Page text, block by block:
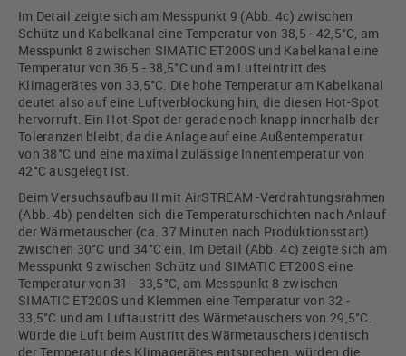
Im Detail zeigte sich am Messpunkt 9 (Abb. 4c) zwischen
Schütz und Kabelkanal eine Temperatur von 38,5 - 42,5°C, am
Messpunkt 8 zwischen SIMATIC ET200S und Kabelkanal eine
Temperatur von 36,5 - 38,5°C und am Lufteintritt des
Klimagerätes von 33,5°C. Die hohe Temperatur am Kabelkanal
deutet also auf eine Luftverblockung hin, die diesen Hot-Spot
hervorruft. Ein Hot-Spot der gerade noch knapp innerhalb der
Toleranzen bleibt, da die Anlage auf eine Außentemperatur
von 38°C und eine maximal zulässige Innentemperatur von
42°C ausgelegt ist.
Beim Versuchsaufbau II mit AirSTREAM -Verdrahtungsrahmen
(Abb. 4b) pendelten sich die Temperaturschichten nach Anlauf
der Wärmetauscher (ca. 37 Minuten nach Produktionsstart)
zwischen 30°C und 34°C ein. Im Detail (Abb. 4c) zeigte sich am
Messpunkt 9 zwischen Schütz und SIMATIC ET200S eine
Temperatur von 31 - 33,5°C, am Messpunkt 8 zwischen
SIMATIC ET200S und Klemmen eine Temperatur von 32 -
33,5°C und am Luftaustritt des Wärmetauschers von 29,5°C.
Würde die Luft beim Austritt des Wärmetauschers identisch
der Temperatur des Klimagerätes entsprechen, würden die